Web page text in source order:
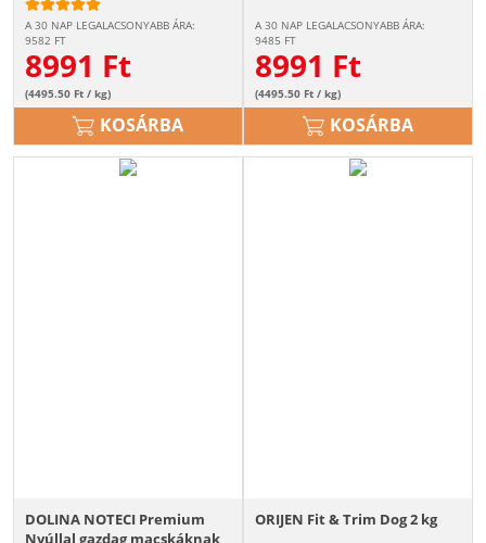
A 30 NAP LEGALACSONYABB ÁRA:
9582 FT
8991 Ft
(4495.50 Ft / kg)
KOSÁRBA
A 30 NAP LEGALACSONYABB ÁRA:
9485 FT
8991 Ft
(4495.50 Ft / kg)
KOSÁRBA
DOLINA NOTECI Premium
Nyúllal gazdag macskáknak
ORIJEN Fit & Trim Dog 2 kg